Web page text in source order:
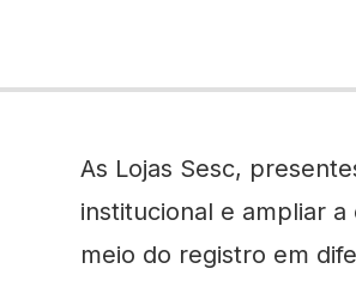
As Lojas Sesc,
institucional e ampliar
meio do registro em